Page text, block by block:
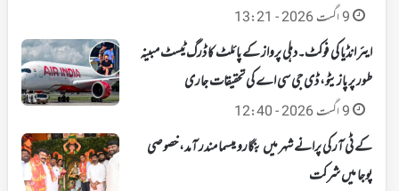
9 اگست 2026 - 13:21
ایئر انڈیا کی فوکٹ۔دہلی پرواز کے پائلٹ کا ڈرگ ٹیسٹ مبینہ
طور پر پازیٹو، ڈی جی سی اے کی تحقیقات جاری
9 اگست 2026 - 12:40
کے ٹی آر کی پرانے شہر میں بنگارو میسما مندر آمد، خصوصی
پوجا میں شرکت